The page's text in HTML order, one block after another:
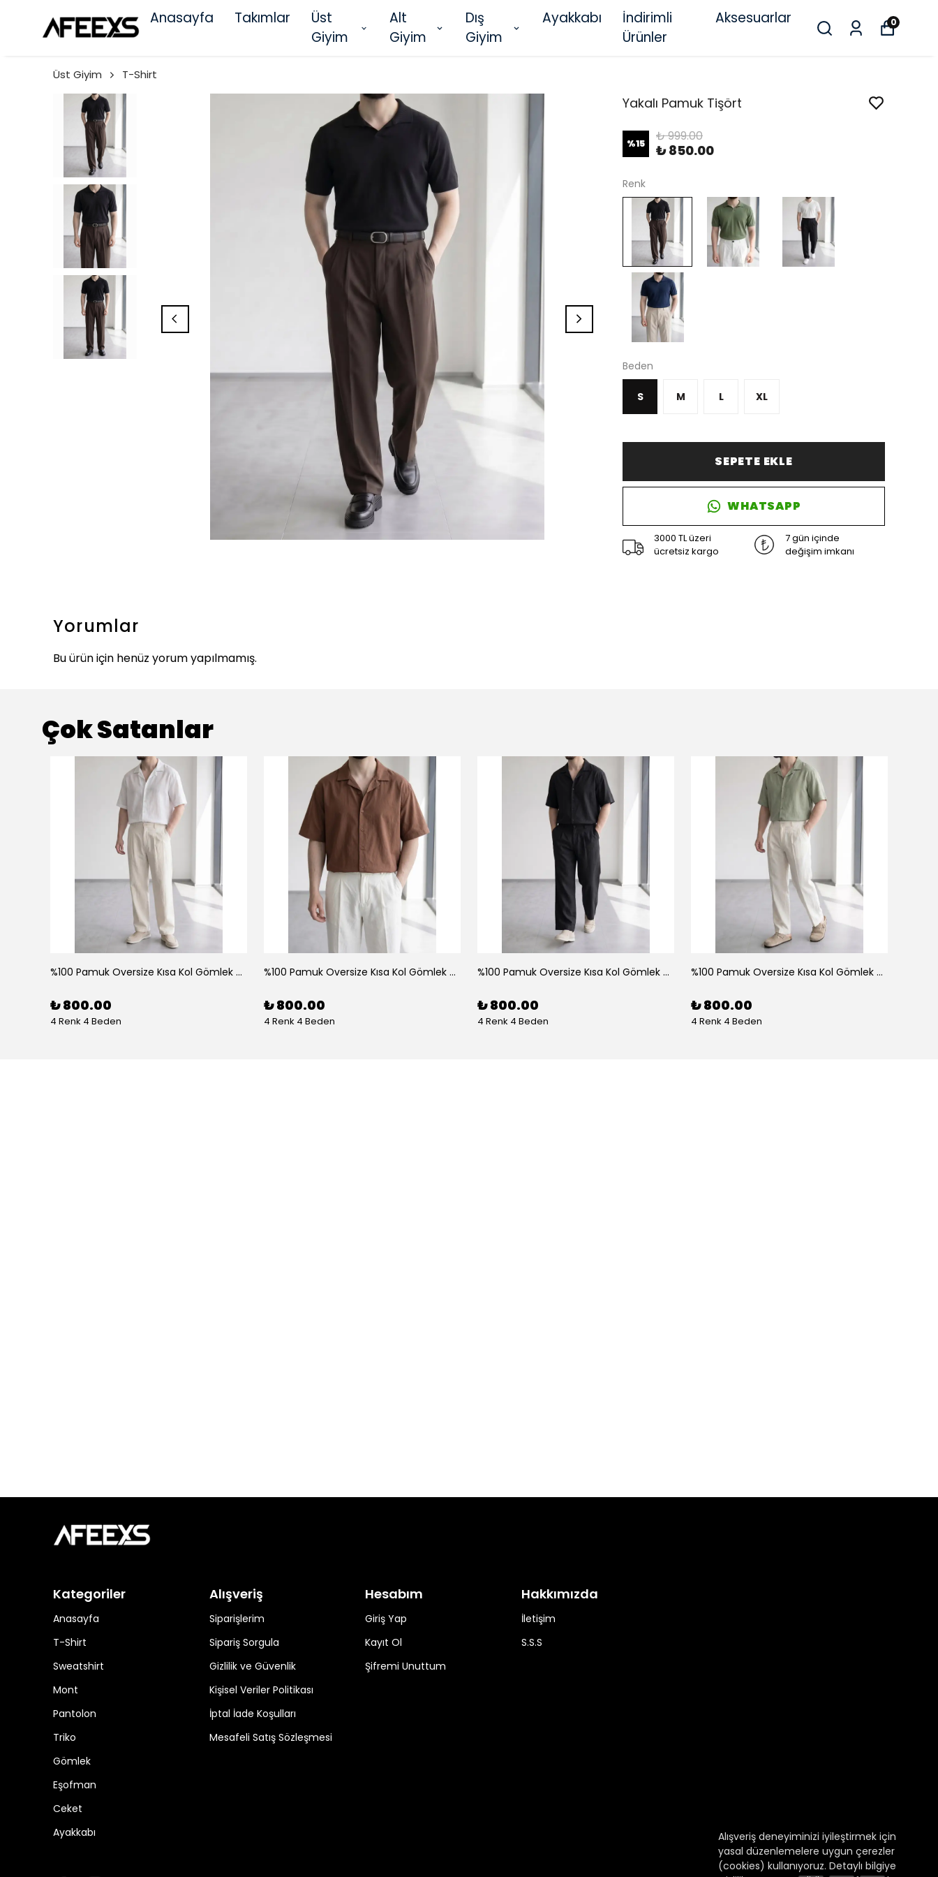
Anasayfa Takımlar
Üst
Giyim
Alt
Giyim
Dış
Giyim
Ayakkabı
İndirimli
Ürünler
Aksesuarlar 0
Alışveriş deneyiminizi iyileştirmek için
yasal düzenlemelere uygun çerezler
(cookies) kullanıyoruz. Detaylı bilgiye
Üst Giyim T-Shirt
Yakalı Pamuk Tişört
%15 ₺ 999.00
₺ 850.00
Renk
Beden
S M L XL
SEPETE EKLE
WHATSAPP
3000 TL üzeri
ücretsiz kargo
7 gün içinde
değişim imkanı
Yorumlar
Bu ürün için henüz yorum yapılmamış.
Çok Satanlar
%100 Pamuk Oversize Kısa Kol Gömlek - Beyaz
₺ 800.00
4 Renk 4 Beden
%100 Pamuk Oversize Kısa Kol Gömlek - Kahve
₺ 800.00
4 Renk 4 Beden
%100 Pamuk Oversize Kısa Kol Gömlek - Siyah
₺ 800.00
4 Renk 4 Beden
%100 Pamuk Oversize Kısa Kol Gömlek - Yeşil
₺ 800.00
4 Renk 4 Beden
Kategoriler
Anasayfa
T-Shirt
Sweatshirt
Mont
Pantolon
Triko
Gömlek
Eşofman
Ceket
Ayakkabı
Alışveriş
Siparişlerim
Sipariş Sorgula
Gizlilik ve Güvenlik
Kişisel Veriler Politikası
İptal İade Koşulları
Mesafeli Satış Sözleşmesi
Hesabım
Giriş Yap
Kayıt Ol
Şifremi Unuttum
Hakkımızda
İletişim
S.S.S